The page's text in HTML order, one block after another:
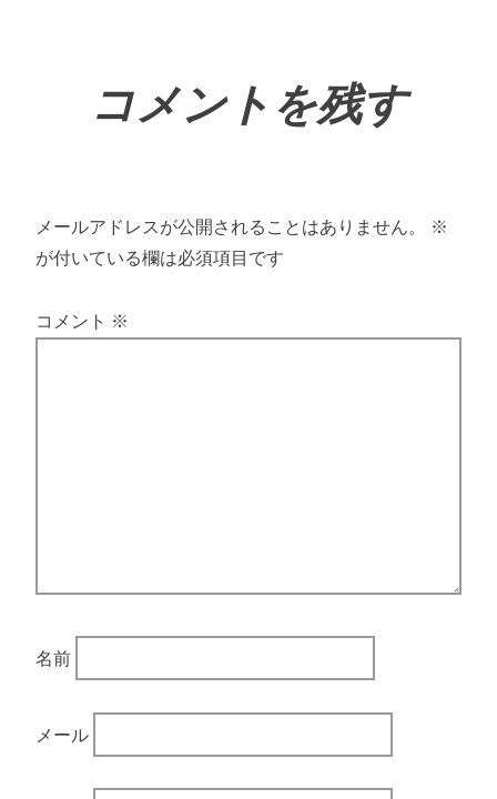
コメントを残す
メールアドレスが公開されることはありません。
※
が付いている欄は必須項目です
コメント ※
名前
メール